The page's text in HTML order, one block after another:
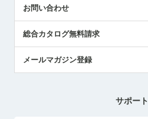
お問い合わせ
総合カタログ無料請求
メールマガジン登録
サポート